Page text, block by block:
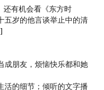
还有机会看《东方时
五岁的他言谈举止中的清
]
成朋友，烦恼快乐都和她
活的细节；倾听的文字播